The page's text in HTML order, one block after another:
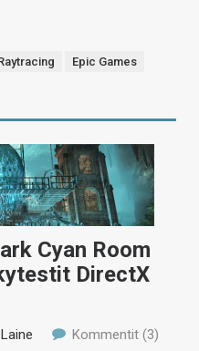
Epic Games
Cyan Room
DirectX
Kommentit (3)